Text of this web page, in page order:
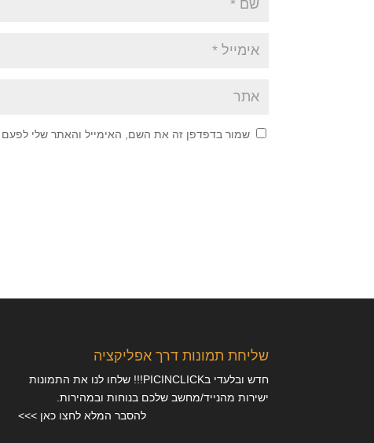
שמור בדפדפן זה את השם, האימייל והאתר שלי לפעם
שליחת תמונות דרך אפליקציה
חדש ובלעדי בPICINCLICK!!! שלחו לנו את התמונות
ישירות מהנייד/מחשב שלכם בנוחות ובמהירות.
להסבר המלא לחצו כאן >>>